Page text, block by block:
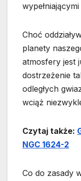
Choć
planety
atmosfery jest
dostrzeżenie
odległych
wciąż
Czytaj także:
NGC 1624-2
Co do zasady